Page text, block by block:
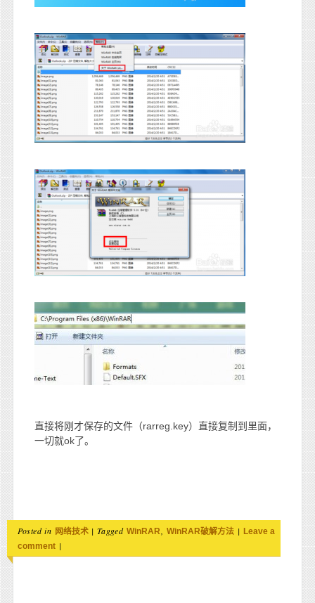
直接将刚才保存的文件（rarreg.key）直接复制到里面，
一切就ok了。
Posted in 网络技术 | Tagged WinRAR, WinRAR破解方法 | Leave a
comment |